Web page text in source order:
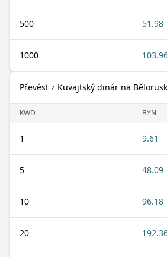
500 51.98
1000
Převést z Kuvajtský dinár na
KWD BYN
1 9.61
5 48.09
10 96.18
20